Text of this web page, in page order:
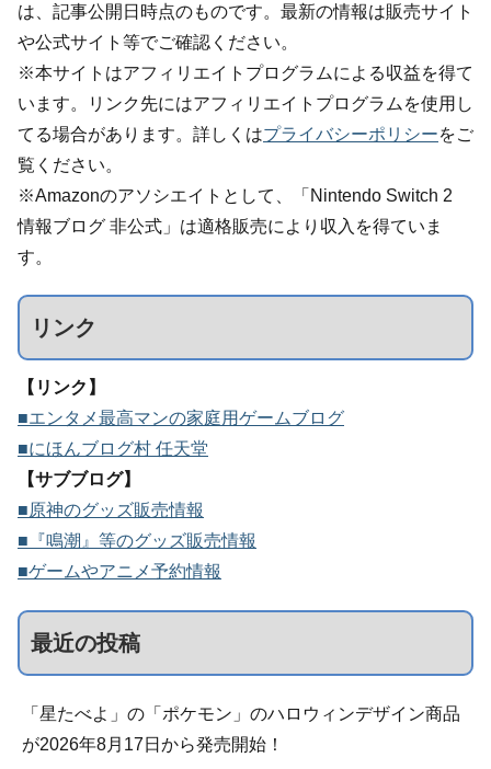
は、記事公開日時点のものです。最新の情報は販売サイト
や公式サイト等でご確認ください。
※本サイトはアフィリエイトプログラムによる収益を得て
います。リンク先にはアフィリエイトプログラムを使用し
てる場合があります。詳しくはプライバシーポリシーをご
覧ください。
※Amazonのアソシエイトとして、「Nintendo Switch 2
情報ブログ 非公式」は適格販売により収入を得ていま
す。
リンク
【リンク】
■エンタメ最高マンの家庭用ゲームブログ
■にほんブログ村 任天堂
【サブブログ】
■原神のグッズ販売情報
■『鳴潮』等のグッズ販売情報
■ゲームやアニメ予約情報
最近の投稿
「星たべよ」の「ポケモン」のハロウィンデザイン商品
が2026年8月17日から発売開始！